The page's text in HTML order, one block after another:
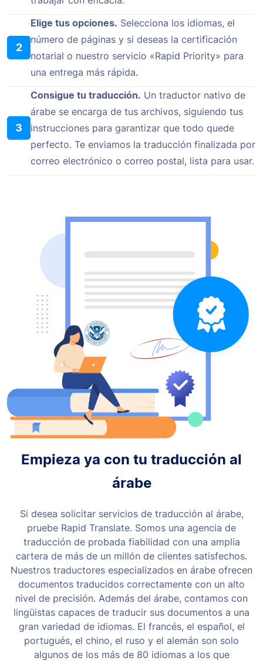
2
Elige tus opciones. Selecciona los idiomas, el
número de páginas y si deseas la certificación
notarial o nuestro servicio «Rapid Priority» para
una entrega más rápida.
3
Consigue tu traducción. Un traductor nativo de
árabe se encarga de tus archivos, siguiendo tus
instrucciones para garantizar que todo quede
perfecto. Te enviamos la traducción finalizada por
correo electrónico o correo postal, lista para usar.
Empieza ya con tu traducción al
árabe
Si desea solicitar servicios de traducción al árabe,
pruebe Rapid Translate. Somos una agencia de
traducción de probada fiabilidad con una amplia
cartera de más de un millón de clientes satisfechos.
Nuestros traductores especializados en árabe ofrecen
documentos traducidos correctamente con un alto
nivel de precisión. Además del árabe, contamos con
lingüistas capaces de traducir sus documentos a una
gran variedad de idiomas. El francés, el español, el
portugués, el chino, el ruso y el alemán son solo
algunos de los más de 80 idiomas a los que